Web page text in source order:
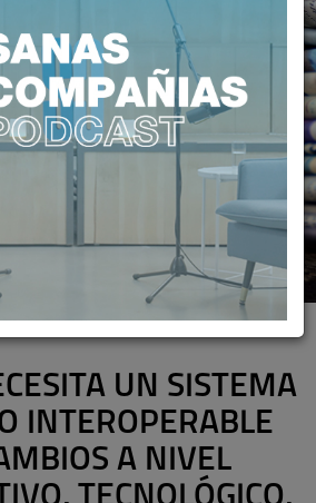
DE PRENSA
UN SISTEMA
INTEROPERABLE
A NIVEL